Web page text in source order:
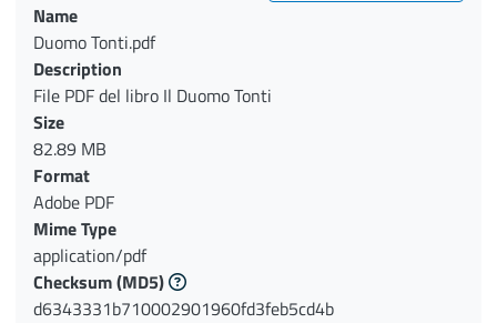
Name
Duomo Tonti.pdf
Description
File PDF del libro Il Duomo Tonti
Size
82.89 MB
Format
Adobe PDF
Mime Type
application/pdf
Checksum(MD5)
d6343331b710002901960fd3feb5cd4b